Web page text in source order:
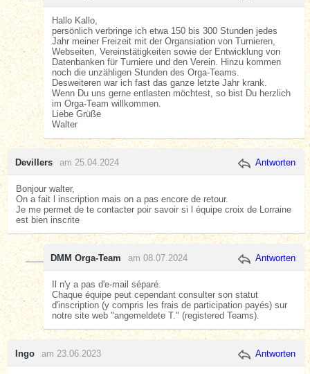
Hallo Kallo,
persönlich verbringe ich etwa 150 bis 300 Stunden jedes
Jahr meiner Freizeit mit der Organsiation von Turnieren,
Webseiten, Vereinstätigkeiten sowie der Entwicklung von
Datenbanken für Turniere und den Verein. Hinzu kommen
noch die unzähligen Stunden des Orga-Teams.
Desweiteren war ich fast das ganze letzte Jahr krank.
Wenn Du uns gerne entlasten möchtest, so bist Du herzlich
im Orga-Team willkommen.
Liebe Grüße
Walter
Devillers am 25.04.2024 Antworten
Bonjour walter,
On a fait l inscription mais on a pas encore de retour.
Je me permet de te contacter poir savoir si l équipe croix de Lorraine
est bien inscrite
DMM Orga-Team am 08.07.2024 Antworten
Il n'y a pas d'e-mail séparé.
Chaque équipe peut cependant consulter son statut
d'inscription (y compris les frais de participation payés) sur
notre site web "angemeldete T." (registered Teams).
Ingo am 23.06.2023 Antworten